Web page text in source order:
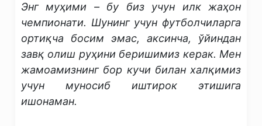
Энг муҳими – бу биз учун илк жаҳон
чемпионати. Шунинг учун футболчиларга
ортиқча босим эмас, аксинча, ўйиндан
завқ олиш руҳини беришимиз керак. Мен
жамоамизнинг бор кучи билан халқимиз
учун муносиб иштирок этишига
ишонаман.